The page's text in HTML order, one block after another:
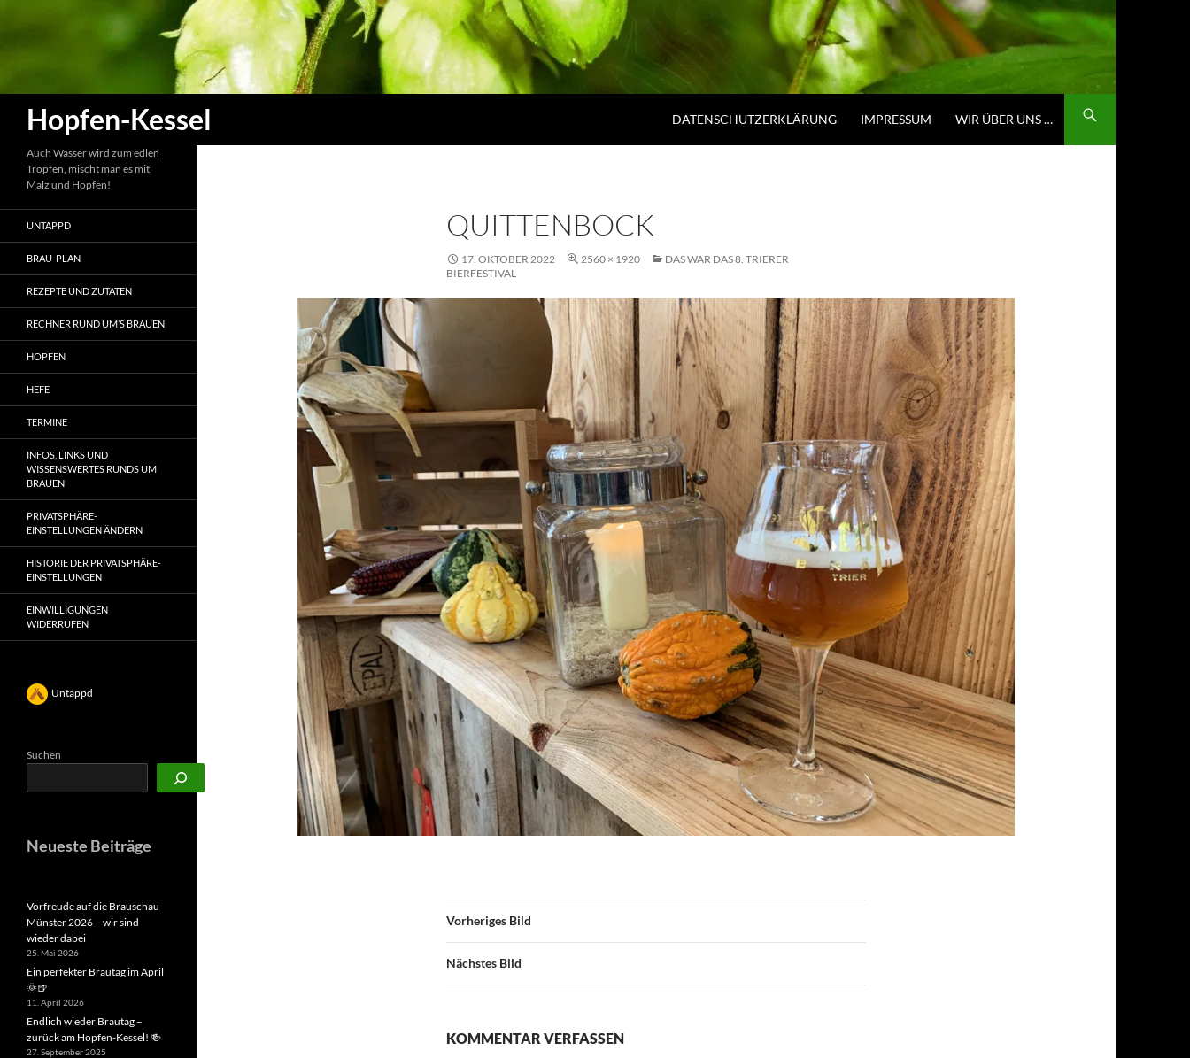
Hopfen-Kessel DATENSCHUTZERKLÄRUNG IMPRESSUM WIR ÜBER UNS …
QUITTENBOCK
17. OKTOBER 2022 2560 × 1920
DAS WAR DAS 8. TRIERER
BIERFESTIVAL
Vorheriges Bild
Nächstes Bild
KOMMENTAR VERFASSEN
Auch Wasser wird zum edlen
Tropfen, mischt man es mit
Malz und Hopfen!
UNTAPPD
BRAU-PLAN
REZEPTE UND ZUTATEN
RECHNER RUND UM’S BRAUEN
HOPFEN
HEFE
TERMINE
INFOS, LINKS UND
WISSENSWERTES RUNDS UM
BRAUEN
PRIVATSPHÄRE-
EINSTELLUNGEN ÄNDERN
HISTORIE DER PRIVATSPHÄRE-
EINSTELLUNGEN
EINWILLIGUNGEN
WIDERRUFEN
Untappd
Suchen
Neueste Beiträge
Vorfreude auf die Brauschau
Münster 2026 – wir sind
wieder dabei
25. Mai 2026
Ein perfekter Brautag im April
🌞🍺
11. April 2026
Endlich wieder Brautag –
zurück am Hopfen-Kessel! 🍻
27. September 2025